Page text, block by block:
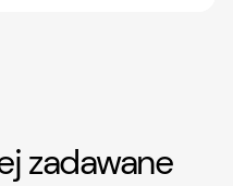
zadawane